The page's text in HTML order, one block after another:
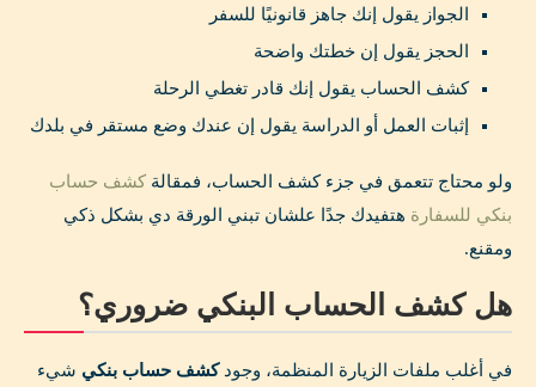
الجواز يقول إنك جاهز قانونيًا للسفر
الحجز يقول إن خطتك واضحة
كشف الحساب يقول إنك قادر تغطي الرحلة
إثبات العمل أو الدراسة يقول إن عندك وضع مستقر في بلدك
ولو محتاج تتعمق في جزء كشف الحساب، فمقالة كشف حساب
بنكي للسفارة هتفيدك جدًا علشان تبني الورقة دي بشكل ذكي
ومقنع.
هل كشف الحساب البنكي ضروري؟
في أغلب ملفات الزيارة المنظمة، وجودكشف حساب بنكي شيء